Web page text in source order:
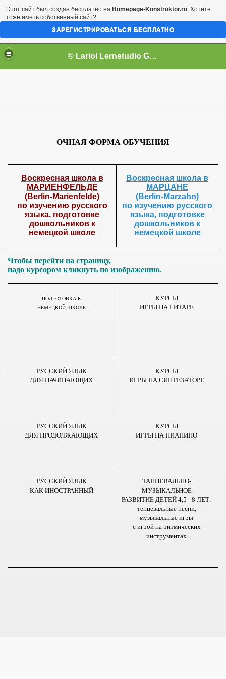
© Lariol Lernstudio GbR
ОЧНАЯ ФОРМА ОБУЧЕНИЯ
Воскресная школа в
МАРИЕНФЕЛЬДЕ
(Berlin-Marienfelde)
по изучению русского
языка, подготовке
дошкольников к
немецкой школе
Воскресная школа в
МАРЦАНЕ
(Berlin-Marzahn)
по изучению русского
языка, подготовке
дошкольников к
немецкой школе
Чтобы перейти на страницу,
надо курсором кликнуть по изображению.
ПОДГОТОВКА К
НЕМЕЦКОЙ ШКОЛЕ
КУРСЫ
ИГРЫ НА ГИТАРЕ
РУССКИЙ ЯЗЫК
ДЛЯ НАЧИНАЮЩИХ
КУРСЫ
ИГРЫ НА СИНТЕЗАТОРЕ
РУССКИЙ ЯЗЫК
ДЛЯ ПРОДОЛЖАЮЩИХ
КУРСЫ
ИГРЫ НА ПИАНИНО
РУССКИЙ ЯЗЫК
КАК ИНОСТРАННЫЙ
ТАНЦЕВАЛЬНО-
МУЗЫКАЛЬНОЕ
РАЗВИТИЕ ДЕТЕЙ 4,5 - 8 ЛЕТ:
тенцевальные песни,
музыкальные игры
с игрой на ритмических
инструментах
Этот сайт был создан бесплатно на Homepage-Konstruktor.ru. Хотите
тоже иметь собственный сайт?
ЗАРЕГИСТРИРОВАТЬСЯ БЕСПЛАТНО